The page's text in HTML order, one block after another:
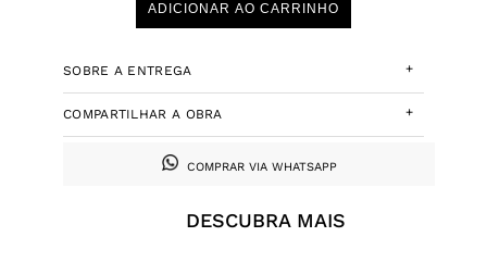
ADICIONAR AO CARRINHO
SOBRE A ENTREGA +
COMPARTILHAR A OBRA +
COMPRAR VIA WHATSAPP
DESCUBRA MAIS